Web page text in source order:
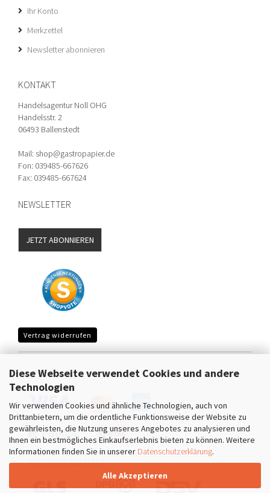
Diese Webseite verwendet Cookies und andere
Technologien
Wir verwenden Cookies und ähnliche Technologien, auch von
Drittanbietern, um die ordentliche Funktionsweise der Website zu
gewährleisten, die Nutzung unseres Angebotes zu analysieren und
Ihnen ein bestmögliches Einkaufserlebnis bieten zu können. Weitere
Informationen finden Sie in unserer Datenschutzerklärung.
Alle Akzeptieren
Ihr Konto
Merkzettel
Newsletter abonnieren
KONTAKT
Handelsagentur Noll OHG
Handelsstr. 2
06493 Ballenstedt
Mail: shop@gastropapier.de
Fon: 039485-667626
Fax: 039485-667624
NEWSLETTER
JETZT ABONNIEREN
Vertrag widerrufen
SICHER EINKAUFEN MIT
WIR VERSENDEN MIT